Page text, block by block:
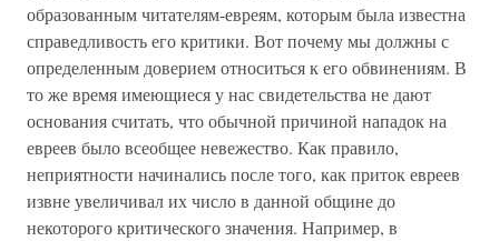
образованным читателям-евреям, которым была известна
справедливость его критики. Вот почему мы должны с
определенным доверием относиться к его обвинениям. В
то же время имеющиеся у нас свидетельства не дают
основания считать, что обычной причиной нападок на
евреев было всеобщее невежество. Как правило,
неприятности начинались после того, как приток евреев
извне увеличивал их число в данной общине до
некоторого критического значения. Например, в